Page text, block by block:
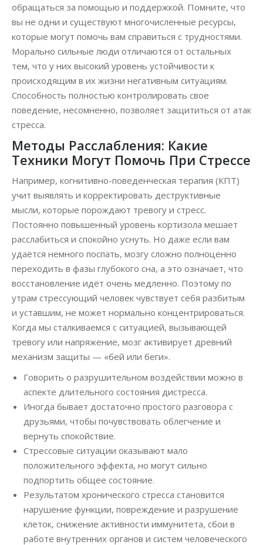
обращаться за помощью и поддержкой. Помните, что
вы не одни и существуют многочисленные ресурсы,
которые могут помочь вам справиться с трудностями.
Морально сильные люди отличаются от остальных
тем, что у них высокий уровень устойчивости к
происходящим в их жизни негативным ситуациям.
Способность полностью контролировать свое
поведение, несомненно, позволяет защититься от атак
стресса.
Методы Расслабления: Какие
Техники Могут Помочь При Стрессе
Например, когнитивно-поведенческая терапия (КПТ)
учит выявлять и корректировать деструктивные
мысли, которые порождают тревогу и стресс.
Постоянно повышенный уровень кортизола мешает
расслабиться и спокойно уснуть. Но даже если вам
удаётся немного поспать, мозгу сложно полноценно
переходить в фазы глубокого сна, а это означает, что
восстановление идёт очень медленно. Поэтому по
утрам стрессующий человек чувствует себя разбитым
и уставшим, не может нормально концентрироваться.
Когда мы сталкиваемся с ситуацией, вызывающей
тревогу или напряжение, мозг активирует древний
механизм защиты — «бей или беги».
Говорить о разрушительном воздействии можно в
аспекте длительного состояния дистресса.
Иногда бывает достаточно простого разговора с
друзьями, чтобы почувствовать облегчение и
вернуть спокойствие.
Стрессовые ситуации оказывают мало
положительного эффекта, но могут сильно
подпортить общее состояние.
Результатом хронического стресса становится
нарушение функции, повреждение и разрушение
клеток, снижение активности иммунитета, сбои в
работе внутренних органов и систем человеческого